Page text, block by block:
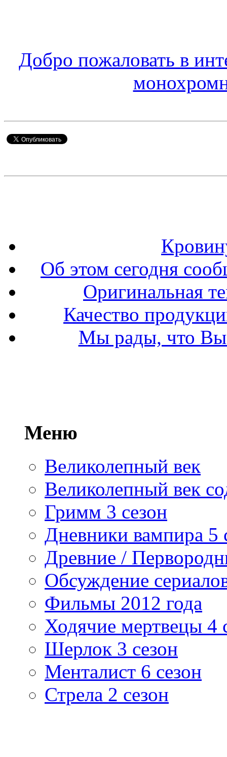
Добро пожаловать в
Об этом сегодня
Оригинальная
Качество
Мы рады, что Вы
Меню
Великолепный век
Великолепный век
Гримм 3 сезон
Дневники вампира 5
Древние /
Обсуждение
Фильмы 2012 года
Ходячие мертвецы 4
Шерлок 3 сезон
Менталист 6 сезон
Стрела 2 сезон